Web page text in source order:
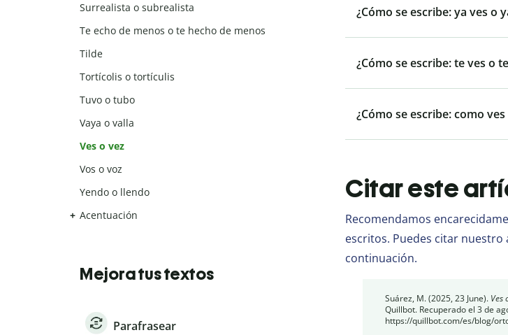
¿Cómo se escribe: ya ves o
¿Cómo se escribe: te ves o
¿Cómo se escribe: como
Citar este
Recomendamos
escritos. Puedes citar
continuación.
Suárez, M. (2025, 23 June). Ves
Quillbot. Recuperado el 3 de
https://quillbot.com/es/blog/
Surrealista o subrealista
Te echo de menos o te hecho de menos
Tilde
Tortícolis o tortículis
Tuvo o tubo
Vaya o valla
Ves o vez
Vos o voz
Yendo o llendo
Acentuación
Mejora tus textos
Parafrasear